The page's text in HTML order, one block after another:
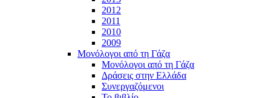
2012
2011
2010
2009
Μονόλογοι από τη Γάζα
Μονόλογοι από τη Γάζα
Δράσεις στην Ελλάδα
Συνεργαζόμενοι